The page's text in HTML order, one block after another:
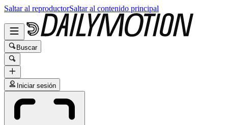
Saltar al reproductorSaltar al contenido principal
Buscar
Iniciar sesión